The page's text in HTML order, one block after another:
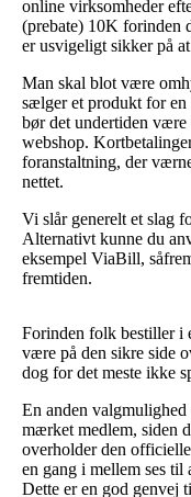
online virksomheder
(prebate) 10K forinden
er usvigeligt sikker på
Man skal blot være
sælger et produkt for en
bør det undertiden være
webshop.
foranstaltning, der
nettet.
Vi slår generelt et slag
Alternativt kunne du
eksempel ViaBill,
fremtiden.
Forinden folk bestiller i
være på den sikre side
dog for det meste ikke
En anden valgmulighed
mærket medlem, siden
overholder den
en gang i mellem ses til
Dette er en god genvej